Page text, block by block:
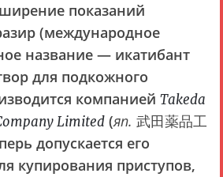
показаний
(международное
название — икатибант
для подкожного
компанией Takeda
Limited (яп. 武田薬品工
допускается его
купирования приступов,